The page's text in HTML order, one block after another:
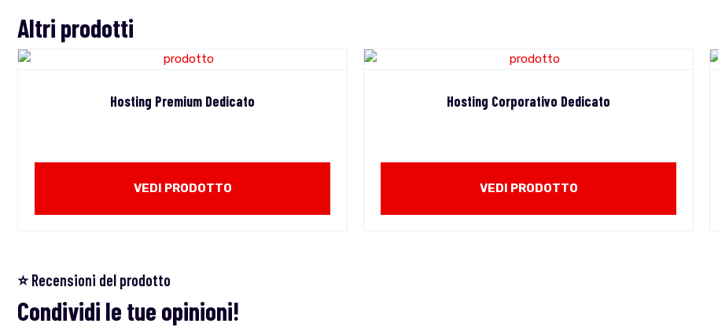
Altri prodotti
Hosting Premium Dedicato
VEDI PRODOTTO
Hosting Corporativo Dedicato
VEDI PRODOTTO
⭐ Recensioni del prodotto
Condividi le tue opinioni!